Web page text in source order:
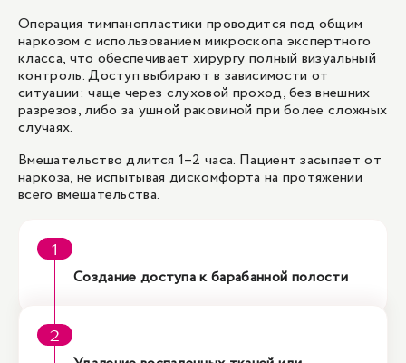
Операция тимпанопластики проводится под общим
наркозом с использованием микроскопа экспертного
класса, что обеспечивает хирургу полный визуальный
контроль. Доступ выбирают в зависимости от
ситуации: чаще через слуховой проход, без внешних
разрезов, либо за ушной раковиной при более сложных
случаях.
Вмешательство длится 1–2 часа. Пациент засыпает от
наркоза, не испытывая дискомфорта на протяжении
всего вмешательства.
Создание доступа к барабанной полости